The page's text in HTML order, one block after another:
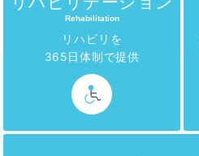
ゆのそピア
Rehabilitation
リハビリを
365日体制で提供